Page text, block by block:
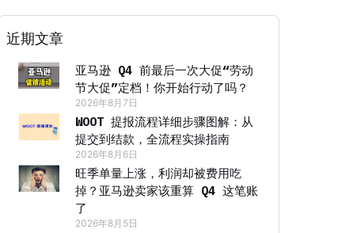
近期文章
亚马逊 Q4 前最后一次大促“劳动
节大促”定档！你开始行动了吗？
2026年8月7日
WOOT 提报流程详细步骤图解：从
提交到结款，全流程实操指南
2026年8月6日
旺季单量上涨，利润却被费用吃
掉？亚马逊卖家该重算 Q4 这笔账
了
2026年8月5日